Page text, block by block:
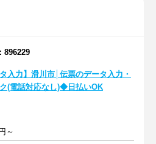
896229
タ入力】滑川市│伝票のデータ入力・
(電話対応なし)◆日払いOK
～